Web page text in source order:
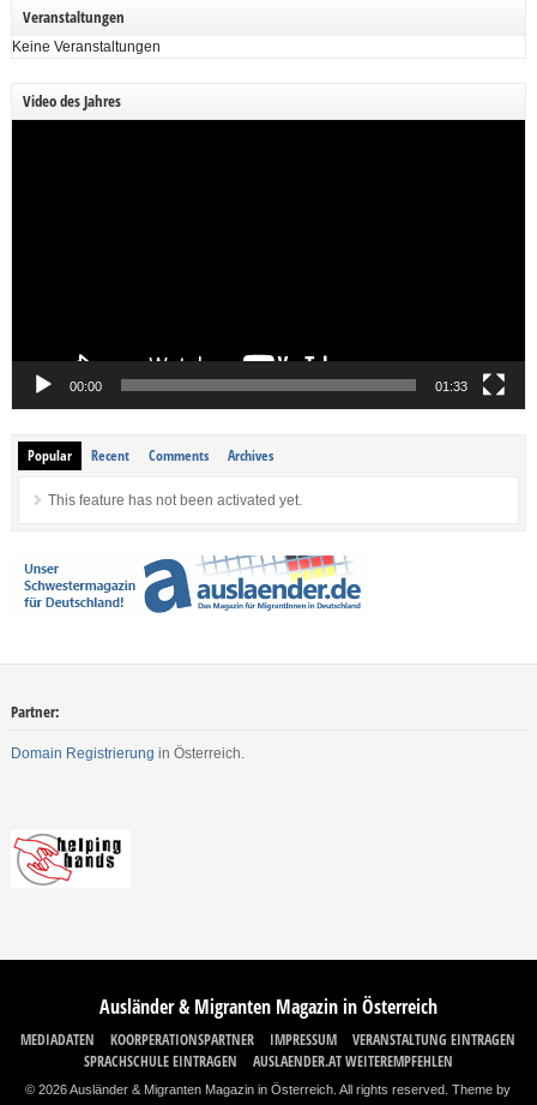
Veranstaltungen
Keine Veranstaltungen
Video des Jahres
00:00 01:33
Popular Recent Comments Archives
This feature has not been activated yet.
Partner:
Domain Registrierung in Österreich.
Ausländer & Migranten Magazin in Österreich
MEDIADATEN KOORPERATIONSPARTNER IMPRESSUM
VERANSTALTUNG EINTRAGEN
SPRACHSCHULE EINTRAGEN
AUSLAENDER.AT WEITEREMPFEHLEN
© 2026 Ausländer & Migranten Magazin in Österreich. All rights reserved.Theme by